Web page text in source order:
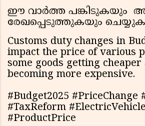
ഈ വാർത്ത പങ്കിടുകയും
രേഖപ്പെടുത്തുകയും
Customs duty changes in
impact the price of various
some goods getting
becoming more expensive.
#Budget2025 #PriceChange
#TaxReform
#ProductPrice